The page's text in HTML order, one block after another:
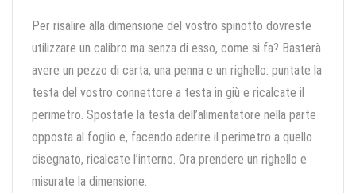
Per risalire alla dimensione del vostro spinotto dovreste
utilizzare un calibro ma senza di esso, come si fa? Basterà
avere un pezzo di carta, una penna e un righello: puntate la
testa del vostro connettore a testa in giù e ricalcate il
perimetro. Spostate la testa dell’alimentatore nella parte
opposta al foglio e, facendo aderire il perimetro a quello
disegnato, ricalcate l’interno. Ora prendere un righello e
misurate la dimensione.